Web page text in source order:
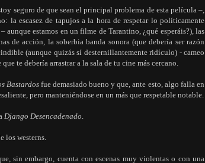
seguro de que sean el principal problema de esta película –,
la escasez de tapujos a la hora de respetar lo políticamente
estamos en un filme de Tarantino, ¿qué esperáis?), las
de acción, la soberbia banda sonora (que debería ser razón
(aunque quizás sí desternillantemente ridículo) - cameo
te debería arrastrar a la sala de tu cine más cercano.
Bastardosfue demasiado bueno y que, ante esto, algo falla en
pero manteniéndose en un más que respetable notable.
Django Desencadenado
los westerns.
sin embargo, cuenta con escenas muy violentas o con una